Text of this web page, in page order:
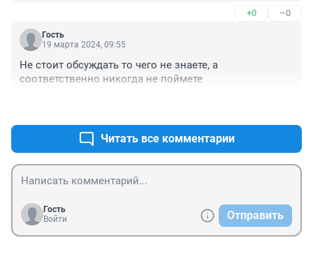
+0 –0
Гость
19 марта 2024, 09:55
Не стоит обсуждать то чего не знаете, а
соответственно никогда не поймете
Читать все комментарии
Гость
Войти
Отправить